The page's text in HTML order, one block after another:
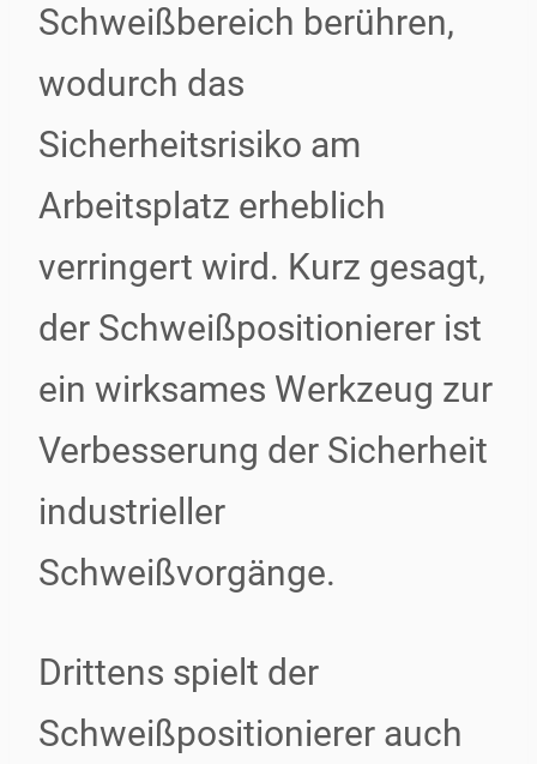
Schweißbereich berühren,
wodurch das
Sicherheitsrisiko am
Arbeitsplatz erheblich
verringert wird. Kurz gesagt,
der Schweißpositionierer ist
ein wirksames Werkzeug zur
Verbesserung der Sicherheit
industrieller
Schweißvorgänge.
Drittens spielt der
Schweißpositionierer auch